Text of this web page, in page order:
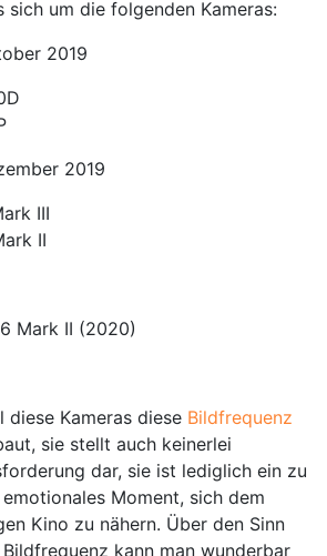
sich um die folgenden Kameras:
2019
2019
III
II
Mark II (2020)
diese Kameras diese Bildfrequenz
sie stellt auch keinerlei
dar, sie ist lediglich ein zu
Moment, sich dem
Kino zu nähern. Über den Sinn
kann man wunderbar